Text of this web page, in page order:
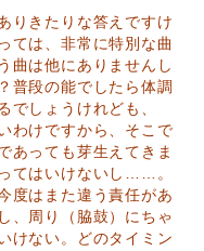
りきたりな答えですけ
ては、非常に特別な曲
曲は他にありませんし
普段の能でしたら体調
でしょうけれども、
わけですから、そこで
あっても芽生えてきま
てはいけないし……。
度はまた違う責任があ
、周り（脇鼓）にちゃ
けない。どのタイミン